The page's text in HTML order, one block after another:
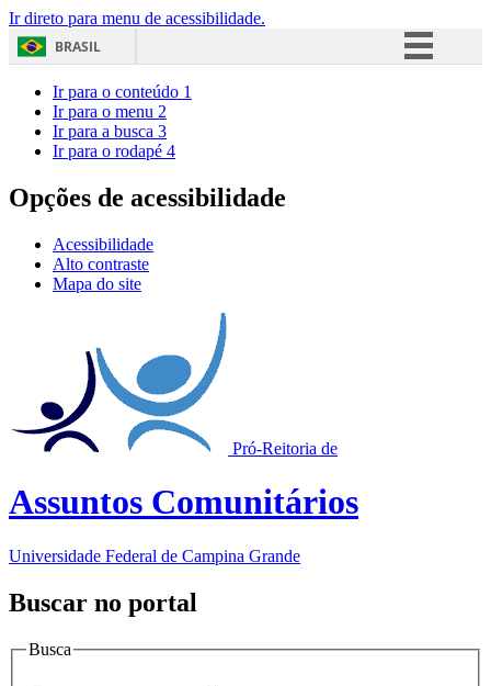
Ir direto para menu de acessibilidade.
BRASIL
Acesso à informação
Ir para o conteúdo 1
Ir para o menu 2
Ir para a busca 3
Ir para o rodapé 4
Opções de acessibilidade
Acessibilidade
Alto contraste
Mapa do site
Pró-Reitoria de
Assuntos Comunitários
Universidade Federal de Campina Grande
Buscar no portal
Busca